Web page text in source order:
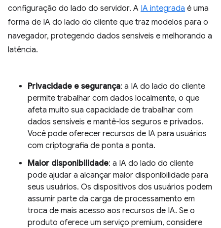
configuração do lado do servidor. A IA integrada é uma
forma de IA do lado do cliente que traz modelos para o
navegador, protegendo dados sensíveis e melhorando a
latência.
Privacidade e segurança: a IA do lado do cliente
permite trabalhar com dados localmente, o que
afeta muito sua capacidade de trabalhar com
dados sensíveis e mantê-los seguros e privados.
Você pode oferecer recursos de IA para usuários
com criptografia de ponta a ponta.
Maior disponibilidade: a IA do lado do cliente
pode ajudar a alcançar maior disponibilidade para
seus usuários. Os dispositivos dos usuários podem
assumir parte da carga de processamento em
troca de mais acesso aos recursos de IA. Se o
produto oferece um serviço premium, considere